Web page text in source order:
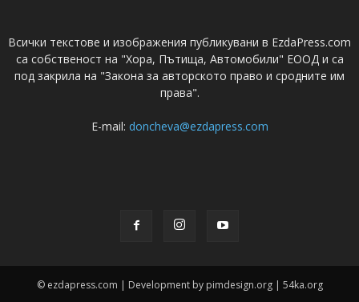
Всички текстове и изображения публикувани в EzdaPress.com
са собственост на "Хора, Пътища, Автомобили" ЕООД и са
под закрила на "Закона за авторското право и сродните им
права".
E-mail: doncheva@ezdapress.com
© ezdapress.com | Development by pimdesign.org | 54ka.org